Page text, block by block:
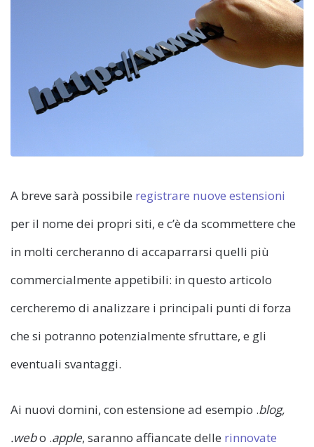
A breve sarà possibile registrare nuove estensioni
per il nome dei propri siti, e c’è da scommettere che
in molti cercheranno di accaparrarsi quelli più
commercialmente appetibili: in questo articolo
cercheremo di analizzare i principali punti di forza
che si potranno potenzialmente sfruttare, e gli
eventuali svantaggi.
Ai nuovi domini, con estensione ad esempio .blog,
.webo .apple, saranno affiancate delle rinnovate